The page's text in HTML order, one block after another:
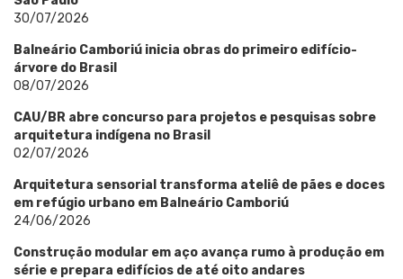
30/07/2026
Balneário Camboriú inicia obras do primeiro edifício-
árvore do Brasil
08/07/2026
CAU/BR abre concurso para projetos e pesquisas sobre
arquitetura indígena no Brasil
02/07/2026
Arquitetura sensorial transforma ateliê de pães e doces
em refúgio urbano em Balneário Camboriú
24/06/2026
Construção modular em aço avança rumo à produção em
série e prepara edifícios de até oito andares